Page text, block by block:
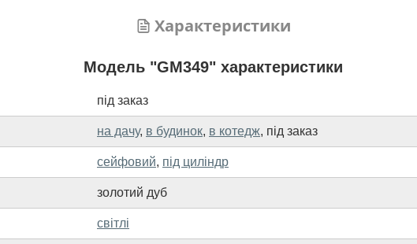
Характеристики
Модель "GM349" характеристики
під заказ
на дачу, в будинок, в котедж, під заказ
сейфовий, під циліндр
золотий дуб
світлі